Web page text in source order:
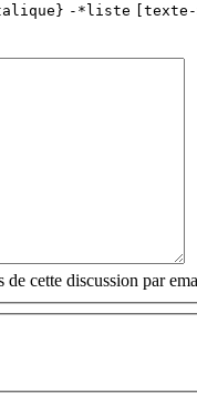
-*liste
cette discussion par